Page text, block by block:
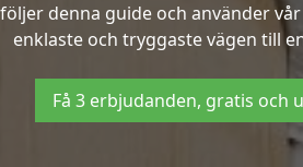
följer denna guide och använder
enklaste och tryggaste vägen till
Få 3 erbjudanden, gratis och